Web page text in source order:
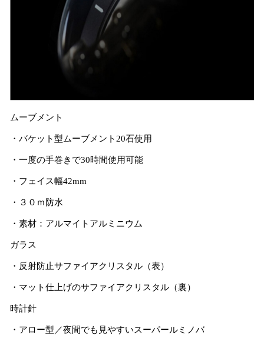
ムーブメント
・バケット型ムーブメント20石使用
・一度の手巻きで30時間使用可能
・フェイス幅42mm
・３０ｍ防水
・素材：アルマイトアルミニウム
ガラス
・反射防止サファイアクリスタル（表）
・マット仕上げのサファイアクリスタル（裏）
時計針
・アロー型／夜間でも見やすいスーパールミノバ